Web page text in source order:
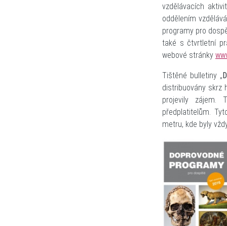
vzdělávacích
oddělením
programy pro
také s čtvrtletní
webové stránky
Tištěné bulletiny „
distribuovány skrz
projevily zájem.
předplatitelům.
metru, kde byly